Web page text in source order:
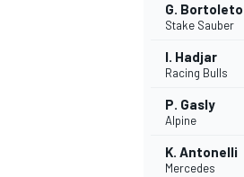
WRC
G. Bortoleto
Stake Sauber
I. Hadjar
Racing Bulls
P. Gasly
Alpine
K. Antonelli
Mercedes